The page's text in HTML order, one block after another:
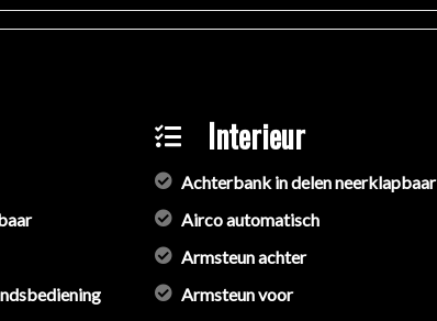
Interieur
Achterbank in delen neerklapbaar
Airco automatisch
Armsteun achter
Armsteun voor